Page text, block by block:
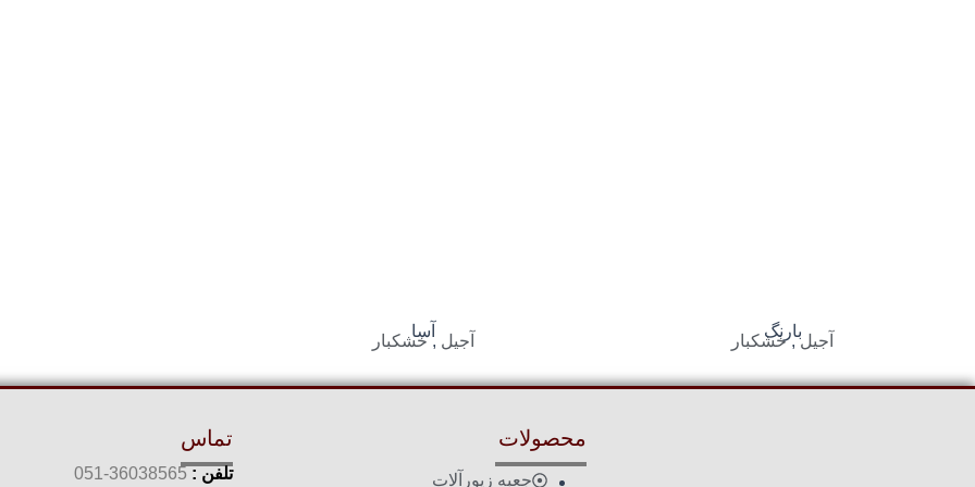
بارنگ
آجیل, خشکبار
آسا
آجیل , خشکبار
محصولات
جعبه زیورآلات
تماس
تلفن :